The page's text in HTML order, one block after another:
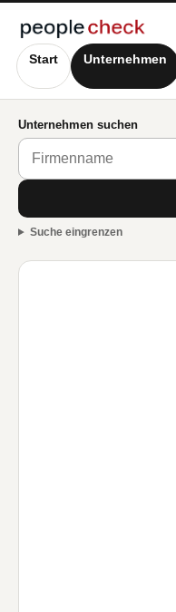
Start Unternehmen
Unternehmen suchen
Suche eingrenzen